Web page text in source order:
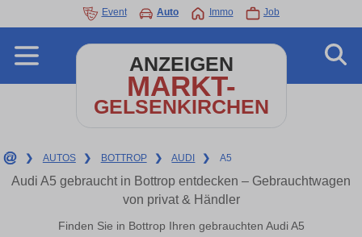
Event Auto Immo Job
ANZEIGEN
MARKT-
GELSENKIRCHEN
❯ AUTOS ❯ BOTTROP ❯ AUDI ❯ A5
Audi A5 gebraucht in Bottrop entdecken – Gebrauchtwagen
von privat & Händler
Finden Sie in Bottrop Ihren gebrauchten Audi A5